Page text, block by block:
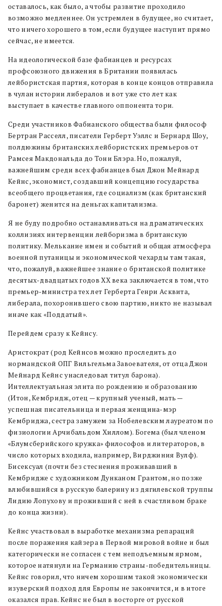
оставалось, как было, а чтобы развитие проходило
возможно медленнее. Он устремлен в будущее, но считает,
что ничего хорошего в том, если будущее наступит прямо
сейчас, не имеется.
На идеологической базе фабианцев и ресурсах
профсоюзного движения в Британии появилась
лейбористская партия, которая в конце концов отправила
в чулан истории либералов и вот уже сто лет как
выступает в качестве главного оппонента тори.
Среди участников Фабианского общества были философ
Бертран Расселл, писатели Герберт Уэллс и Бернард Шоу,
полдюжины британских лейбористских премьеров от
Рамсея Макдональда до Тони Блэра. Но, пожалуй,
важнейшим среди всех фабианцев был Джон Мейнард
Кейнс, экономист, создавший концепцию государства
всеобщего процветания, где социализм (как британский
баронет) женится на деньгах капитализма.
Я не буду подробно останавливаться на драматических
коллизиях интервенции лейборизма в британскую
политику. Мелькание имен и событий и общая атмосфера
военной путаницы и экономической чехарды там такая,
что, пожалуй, важнейшее знание о британской политике
десятых-двадцатых годов XX века заключается в том, что
премьер-министра тех лет Герберта Генри Асквита,
либерала, похоронившего свою партию, никто не называл
иначе как «Поддатый».
Перейдем сразу к Кейнсу.
Аристократ (род Кейнсов можно проследить до
нормандской ОПГ Вильгельма Завоевателя, от отца Джон
Мейнард Кейнс унаследовал титул барона).
Интеллектуальная элита по рождению и образованию
(Итон, Кембридж, отец — крупный ученый, мать —
успешная писательница и первая женщина-мэр
Кембриджа, сестра замужем за Нобелевским лауреатом по
физиологии Арчибальдом Хиллом). Богема (был членом
«Блумсберийского кружка» философов и литераторов, в
число которых входила, например, Вирджиния Вулф).
Бисексуал (почти без стеснения проживавший в
Кембридже с художником Дунканом Грантом, но позже
влюбившийся в русскую балерину из дягилевской труппы
Лидию Лопухову и проживший с ней в счастливом браке
до конца жизни).
Кейнс участвовал в выработке механизма репараций
после поражения кайзера в Первой мировой войне и был
категорически не согласен с тем неподъемным ярмом,
которое натянули на Германию страны-победительницы.
Кейнс говорил, что ничем хорошим такой экономически
изуверский подход для Европы не закончится, и в итоге
оказался прав. Кейнс не был в восторге от русской